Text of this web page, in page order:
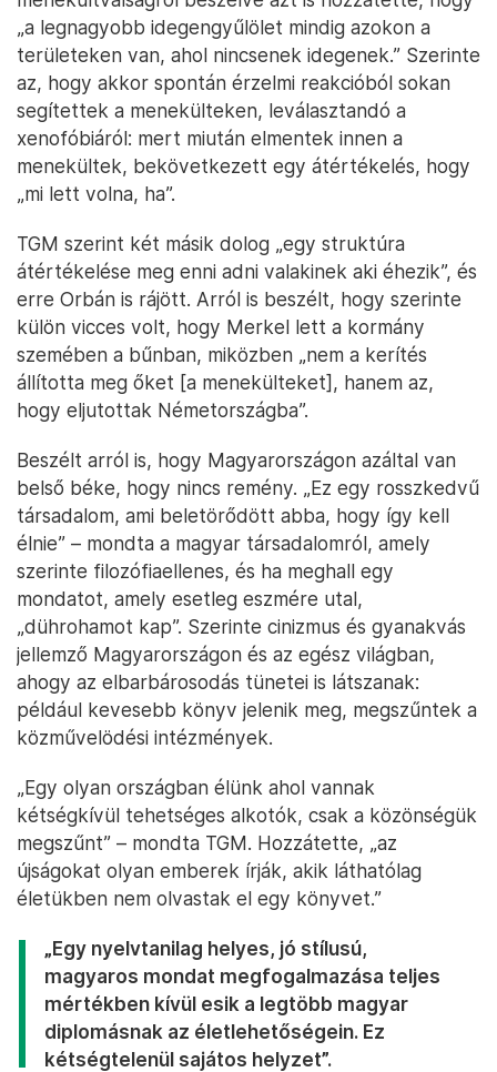
„a legnagyobb idegengyűlölet mindig azokon a
területeken van, ahol nincsenek idegenek.” Szerinte
az, hogy akkor spontán érzelmi reakcióból sokan
segítettek a menekülteken, leválasztandó a
xenofóbiáról: mert miután elmentek innen a
menekültek, bekövetkezett egy átértékelés, hogy
„mi lett volna, ha”.
TGM szerint két másik dolog „egy struktúra
átértékelése meg enni adni valakinek aki éhezik”, és
erre Orbán is rájött. Arról is beszélt, hogy szerinte
külön vicces volt, hogy Merkel lett a kormány
szemében a bűnban, miközben „nem a kerítés
állította meg őket [a menekülteket], hanem az,
hogy eljutottak Németországba”.
Beszélt arról is, hogy Magyarországon azáltal van
belső béke, hogy nincs remény. „Ez egy rosszkedvű
társadalom, ami beletörődött abba, hogy így kell
élnie” – mondta a magyar társadalomról, amely
szerinte filozófiaellenes, és ha meghall egy
mondatot, amely esetleg eszmére utal,
„dührohamot kap”. Szerinte cinizmus és gyanakvás
jellemző Magyarországon és az egész világban,
ahogy az elbarbárosodás tünetei is látszanak:
például kevesebb könyv jelenik meg, megszűntek a
közművelödési intézmények.
„Egy olyan országban élünk ahol vannak
kétségkívül tehetséges alkotók, csak a közönségük
megszűnt” – mondta TGM. Hozzátette, „az
újságokat olyan emberek írják, akik láthatólag
életükben nem olvastak el egy könyvet.”
„Egy nyelvtanilag helyes, jó stílusú,
magyaros mondat megfogalmazása teljes
mértékben kívül esik a legtöbb magyar
diplomásnak az életlehetőségein. Ez
kétségtelenül sajátos helyzet”.